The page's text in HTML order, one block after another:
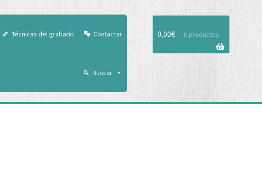
Técnicas del grabado Contactar
Buscar
0,00€ 0 productos
Aceptar